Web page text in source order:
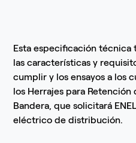
Esta especificación
las características y
cumplir y los ensayos a los
los Herrajes para Retención
Bandera, que solicitará
eléctrico de distribución.